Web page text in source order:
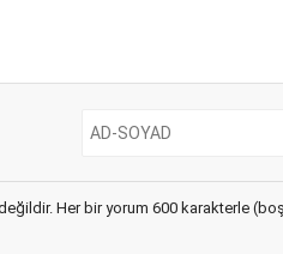
Her bir yorum 600 karakterle